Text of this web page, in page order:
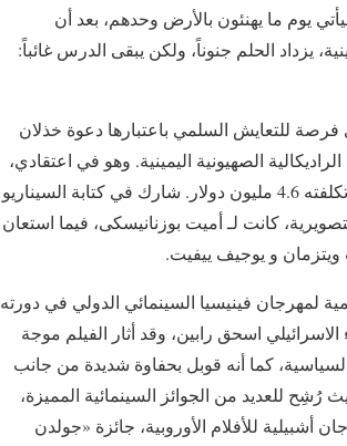
يوم ما يهنئون بالأرض وحدهم، بعد أن
يزداد الحلم جنوناً، ولكن يبقى الدرس غائباً:
فرصة للتعايش السلمي باعتبارها دعوة خذلان
الصهيونية اليمينية. وهو في اعتقادي،
تناول هذه المعضلة بجرأة لافتة. الفيلم إنتاج فرنسى- إسرائيلى مشترك، بلغت تكلفته 4.6 مليون دولار. شارك في كتابة السيناريو
كانت لـ أميت بوزنانيسكى، فيما استعان
ويتزمان و يوجيف ييفيت.
عام 2015 ضمن المسابقة الرسمية لمهرجان فينيسيا السينمائي الدولي في دورته
اسحق رابين، وقد أثار الفيلم موجة
كما أنه قوبل بحفاوة شديدة من جانب
رُشِح للعديد من الجوائز السينمائية المميزة،
للأفلام الأوروبية، جائزة «جولدن